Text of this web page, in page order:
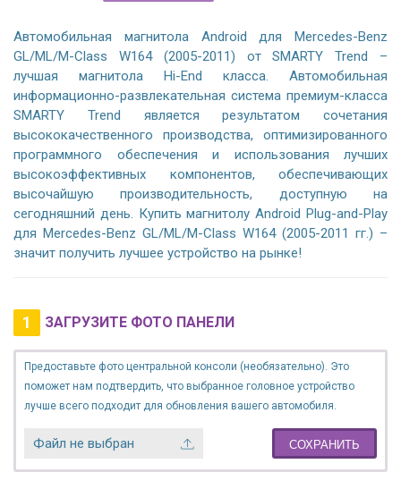
Автомобильная магнитола Android для Mercedes-Benz
GL/ML/M-Class W164 (2005-2011) от SMARTY Trend –
лучшая магнитола Hi-End класса. Автомобильная
информационно-развлекательная система премиум-класса
SMARTY Trend является результатом сочетания
высококачественного производства, оптимизированного
программного обеспечения и использования лучших
высокоэффективных компонентов, обеспечивающих
высочайшую производительность, доступную на
сегодняшний день. Купить магнитолу Android Plug-and-Play
для Mercedes-Benz GL/ML/M-Class W164 (2005-2011 гг.) –
значит получить лучшее устройство на рынке!
1 ЗАГРУЗИТЕ ФОТО ПАНЕЛИ
Предоставьте фото центральной консоли (необязательно). Это
поможет нам подтвердить, что выбранное головное устройство
лучше всего подходит для обновления вашего автомобиля.
Файл не выбран СОХРАНИТЬ